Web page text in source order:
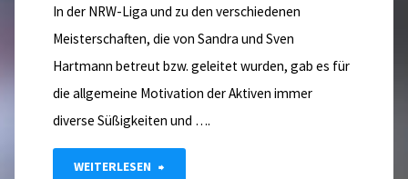
In der NRW-Liga und zu den verschiedenen
Meisterschaften, die von Sandra und Sven
Hartmann betreut bzw. geleitet wurden, gab es für
die allgemeine Motivation der Aktiven immer
diverse Süßigkeiten und ….
WEITERLESEN "Naschen